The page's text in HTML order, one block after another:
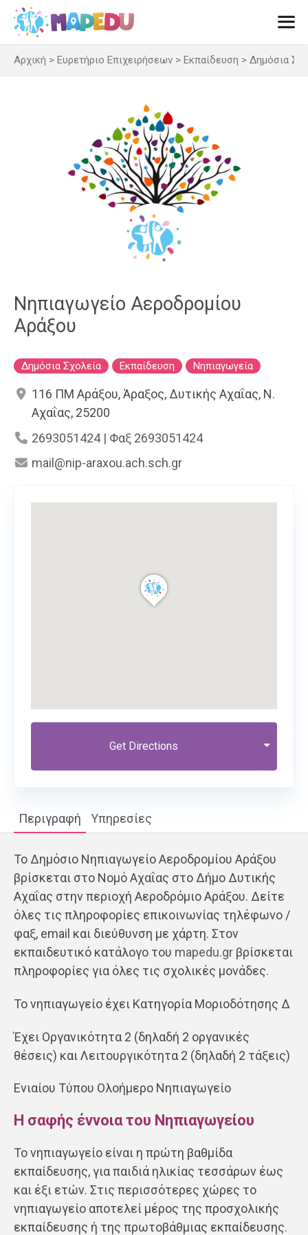
Μετάβαση
περιεχόμενο
Αρχική > Ευρετήριο Επιχειρήσεων > Εκπαίδευση > Δημόσια
Νηπιαγωγείο Αεροδρομίου
Αράξου
Δημόσια Σχολεία Εκπαίδευση Νηπιαγωγεία
116 ΠΜ Αράξου, Άραξος, Δυτικής Αχαΐας, Ν.
Αχαΐας, 25200
2693051424 | Φαξ 2693051424
mail@nip-araxou.ach.sch.gr
Get Directions
Περιγραφή Υπηρεσίες
Το Δημόσιο Νηπιαγωγείο Αεροδρομίου Αράξου
βρίσκεται στο Νομό Αχαΐας στο Δήμο Δυτικής
Αχαΐας στην περιοχή Αεροδρόμιο Αράξου. Δείτε
όλες τις πληροφορίες επικοινωνίας τηλέφωνο /
φαξ, email και διεύθυνση με χάρτη. Στον
εκπαιδευτικό κατάλογο του mapedu.gr βρίσκεται
πληροφορίες για όλες τις σχολικές μονάδες.
Το νηπιαγωγείο έχει Κατηγορία Μοριοδότησης Δ
Έχει Οργανικότητα 2 (δηλαδή 2 οργανικές
θέσεις) και Λειτουργικότητα 2 (δηλαδή 2 τάξεις)
Ενιαίου Τύπου Ολοήμερο Νηπιαγωγείο
Η σαφής έννοια του Νηπιαγωγείου
Το νηπιαγωγείο είναι η πρώτη βαθμίδα
εκπαίδευσης, για παιδιά ηλικίας τεσσάρων έως
και έξι ετών. Στις περισσότερες χώρες το
νηπιαγωγείο αποτελεί μέρος της προσχολικής
εκπαίδευσης ή της πρωτοβάθμιας εκπαίδευσης.